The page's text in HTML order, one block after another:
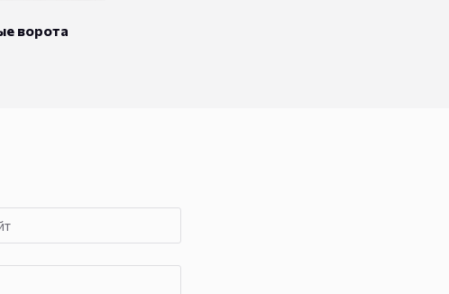
ворота